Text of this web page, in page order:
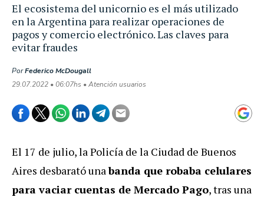
El ecosistema del unicornio es el más utilizado
en la Argentina para realizar operaciones de
pagos y comercio electrónico. Las claves para
evitar fraudes
PorFederico McDougall
29.07.2022 • 06:07hs • Atención usuarios
El 17 de julio, la Policía de la Ciudad de Buenos
Aires desbarató unabanda que robaba celulares
para vaciar cuentas de Mercado Pago, tras una